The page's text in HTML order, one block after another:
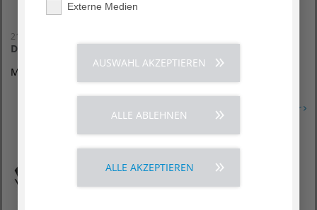
21. September 2026
Demenzlotsenschulung
Montag, 21.09.2026, 9 – 17 Uhr, AGAPLESION SIMEONSTIFT
Erfahren Sie mehr
Externe Medien
AUSWAHL AKZEPTIEREN
ALLE ABLEHNEN
ALLE AKZEPTIEREN